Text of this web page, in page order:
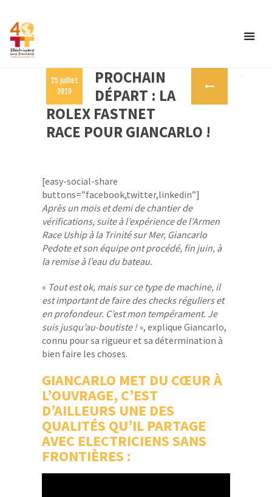
25 juillet
2019
PROCHAIN
DÉPART : LA
ROLEX FASTNET
RACE POUR GIANCARLO !
[easy-social-share
buttons=”facebook,twitter,linkedin”]
Après un mois et demi de chantier de
vérifications, suite à l’expérience de l’Armen
Race Uship à la Trinité sur Mer, Giancarlo
Pedote et son équipe ont procédé, fin juin, à
la remise à l’eau du bateau.
« Tout est ok, mais sur ce type de machine, il
est important de faire des checks réguliers et
en profondeur. C’est mon tempérament. Je
suis jusqu’au-boutiste !», explique Giancarlo,
connu pour sa rigueur et sa détermination à
bien faire les choses.
GIANCARLO MET DU CŒUR À
L’OUVRAGE, C’EST
D’AILLEURS UNE DES
QUALITÉS QU’IL PARTAGE
AVEC ELECTRICIENS SANS
FRONTIÈRES :